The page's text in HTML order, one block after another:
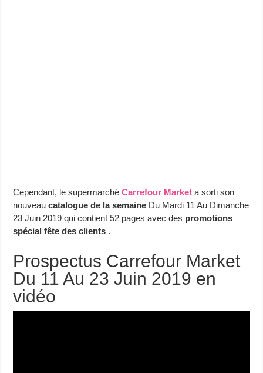
Cependant, le supermarchéCarrefour Market a sorti son
nouveaucatalogue de la semaine Du Mardi 11 Au Dimanche
23 Juin 2019 qui contient 52 pages avec des promotions
spécial fête des clients .
Prospectus Carrefour Market
Du 11 Au 23 Juin 2019 en
vidéo